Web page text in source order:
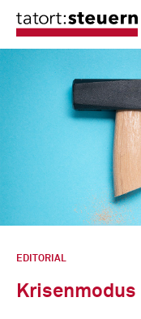
EDITORIAL
Krisenmodus